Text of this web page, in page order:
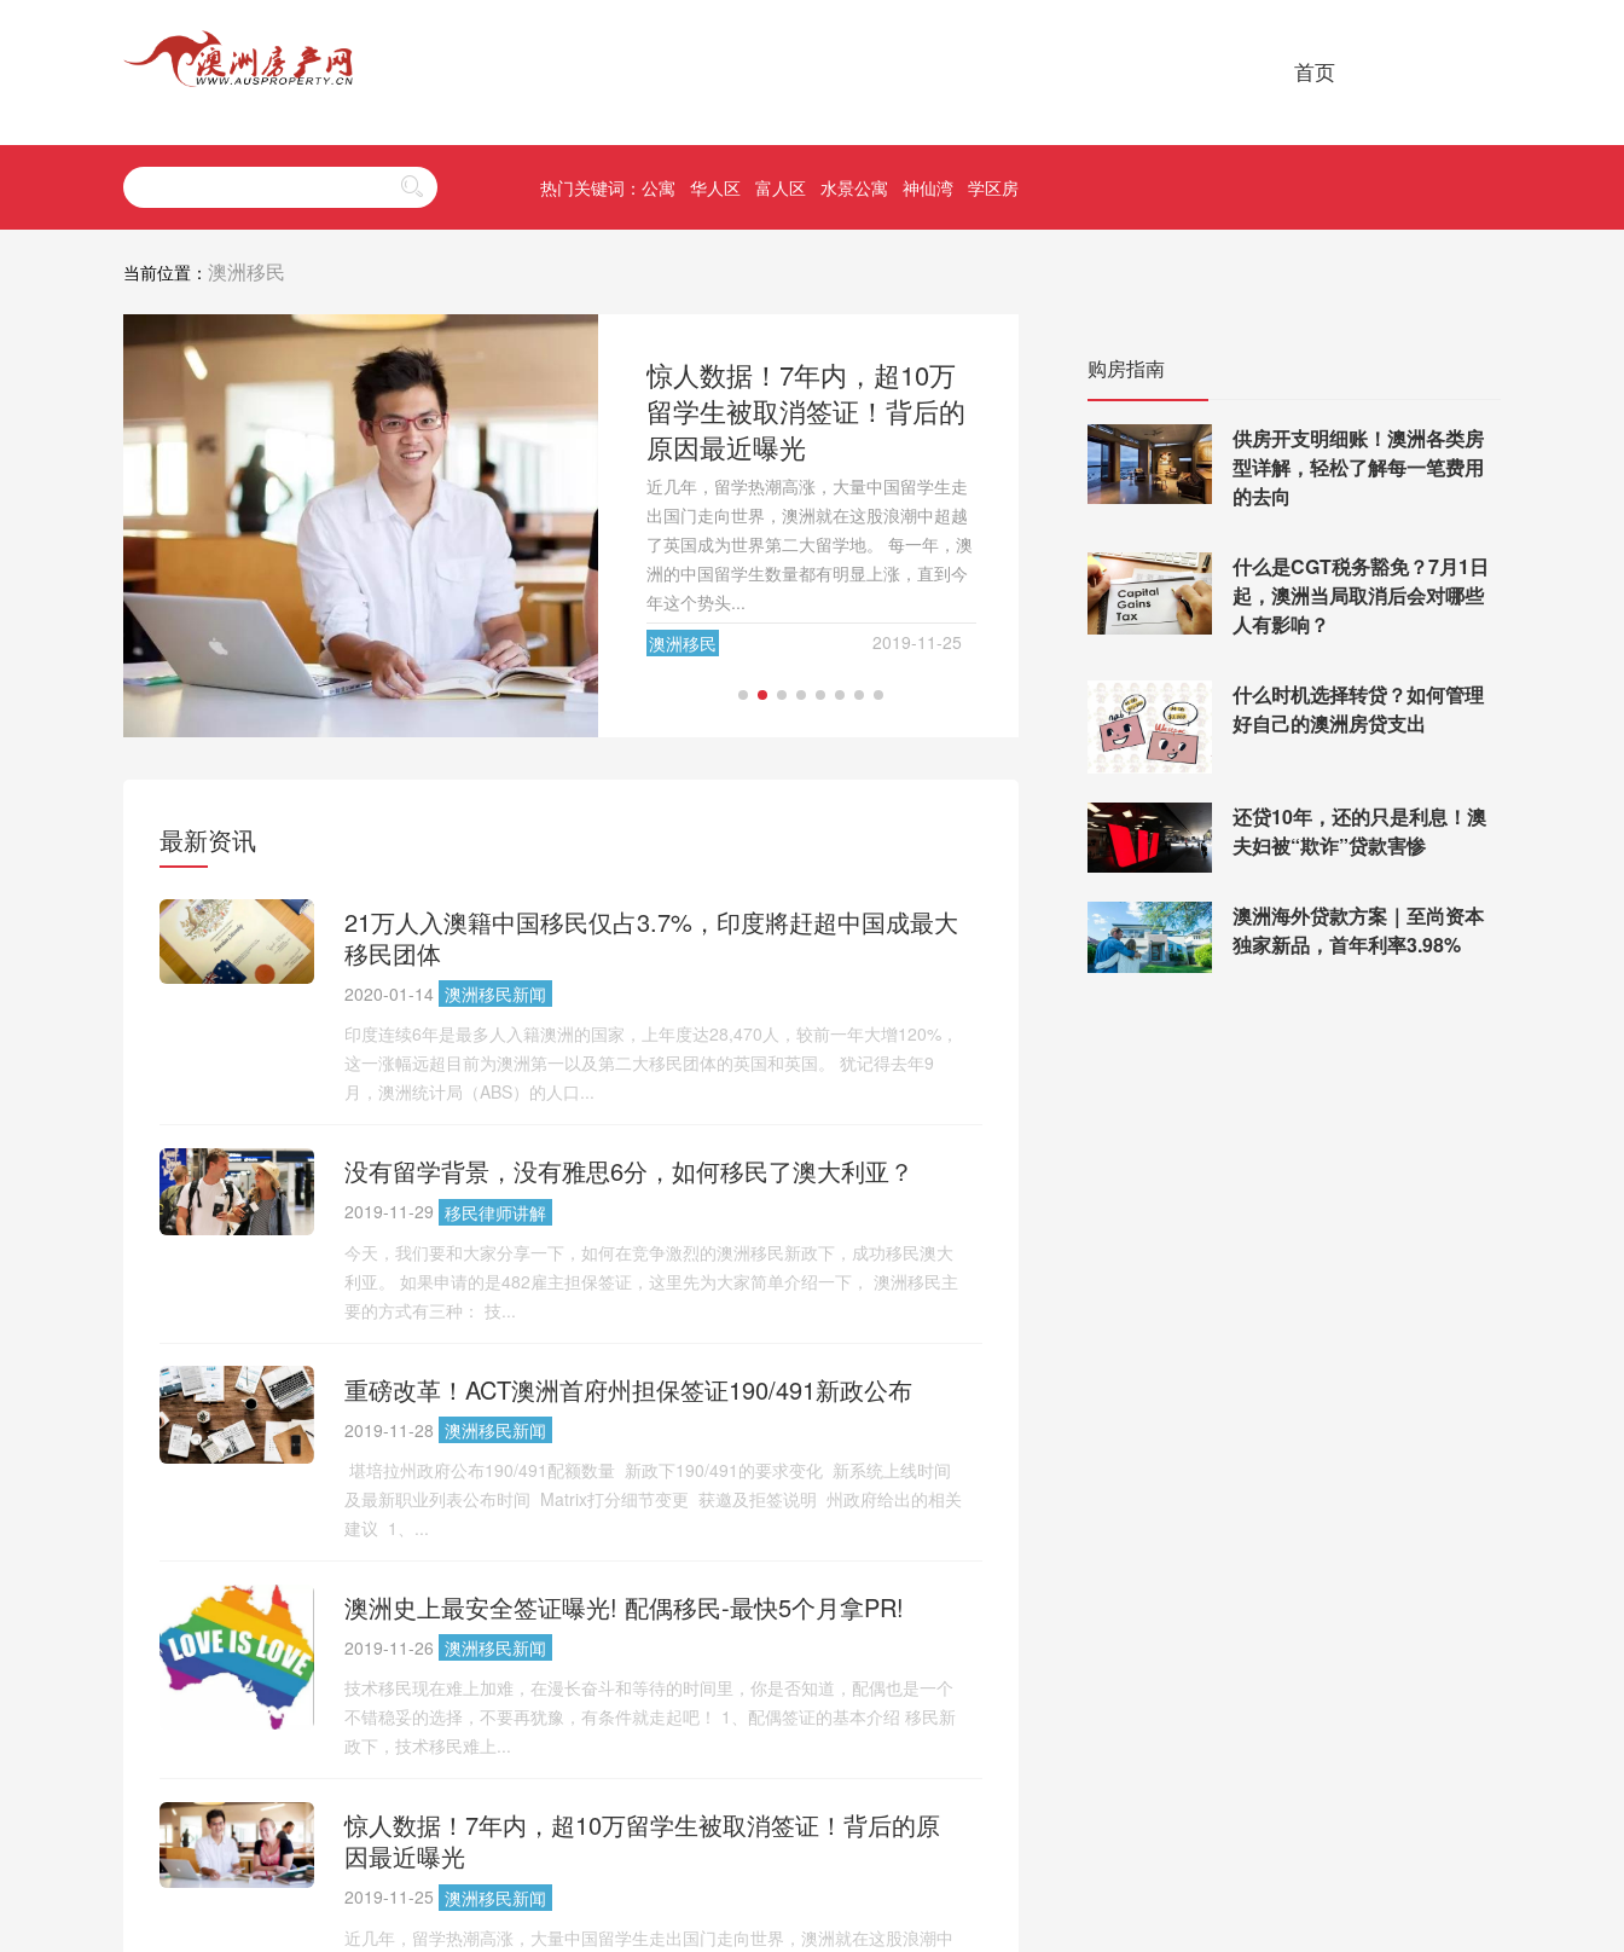
首页
热门关键词： 公寓 华人区 富人区 水景公寓 神仙湾 学区房
当前位置： 澳洲移民
最安全签证曝光!
-最快5个月拿PR!
难上加难，在漫长奋斗和等待
是否知道，配偶也是一个不错
不要再犹豫，有条件就走起
签证的基本介绍 移民新政下，
2019-11-26
惊人数据！7年内，超10万
留学生被取消签证！背后的
原因最近曝光
近几年，留学热潮高涨，大量中国留学生走
出国门走向世界，澳洲就在这股浪潮中超越
了英国成为世界第二大留学地。 每一年，澳
洲的中国留学生数量都有明显上涨，直到今
年这个势头...
澳洲移民
新闻
2019-11-25
惊喜！澳洲新一代EOI打分
系统正式上线！
移民局在官网正式公布11月16号之后开始执
行的技术移民打分项，和之前已经告知的项
目完全一致，包括配偶，偏远地区等加分项
改变都已经正式生效。 EOI系统打分系统更
新汇总 1.单身...
澳洲技术
移民
留学or移民!澳大利亚优势大
继英国和美国之后，澳洲俨然已经成为世界
第三大热门留学国家，英国和美国作为老牌
的教育强国和热门留学国家，一直都统治着
在留学方面...
2019-11-20
近几年来，澳洲入籍政策一波三
入澳洲国籍的小伙伴们，一定要
籍这件事情上...
移民律师
最新资讯
21万人入澳籍中国移民仅占3.7%，印度將赶超中国成最大
移民团体
2020-01-14 澳洲移民新闻
印度连续6年是最多人入籍澳洲的国家，上年度达28,470人，较前一年大增120%，
这一涨幅远超目前为澳洲第一以及第二大移民团体的英国和英国。 犹记得去年9
月，澳洲统计局（ABS）的人口...
没有留学背景，没有雅思6分，如何移民了澳大利亚？
2019-11-29 移民律师讲解
今天，我们要和大家分享一下，如何在竞争激烈的澳洲移民新政下，成功移民澳大
利亚。 如果申请的是482雇主担保签证，这里先为大家简单介绍一下， 澳洲移民主
要的方式有三种： 技...
重磅改革！ACT澳洲首府州担保签证190/491新政公布
2019-11-28 澳洲移民新闻
​ 堪培拉州政府公布190/491配额数量 ​ 新政下190/491的要求变化 ​ 新系统上线时间
及最新职业列表公布时间 ​ Matrix打分细节变更 ​ 获邀及拒签说明 ​ 州政府给出的相关
建议 ​ 1、...
澳洲史上最安全签证曝光! 配偶移民-最快5个月拿PR!
2019-11-26 澳洲移民新闻
技术移民现在难上加难，在漫长奋斗和等待的时间里，你是否知道，配偶也是一个
不错稳妥的选择，不要再犹豫，有条件就走起吧！ 1、配偶签证的基本介绍 移民新
政下，技术移民难上...
惊人数据！7年内，超10万留学生被取消签证！背后的原
因最近曝光
2019-11-25 澳洲移民新闻
近几年，留学热潮高涨，大量中国留学生走出国门走向世界，澳洲就在这股浪潮中
购房指南
供房开支明细账！澳洲各类房
型详解，轻松了解每一笔费用
的去向
什么是CGT税务豁免？7月1日
起，澳洲当局取消后会对哪些
人有影响？
什么时机选择转贷？如何管理
好自己的澳洲房贷支出
还贷10年，还的只是利息！澳
夫妇被“欺诈”贷款害惨
澳洲海外贷款方案｜至尚资本
独家新品，首年利率3.98%